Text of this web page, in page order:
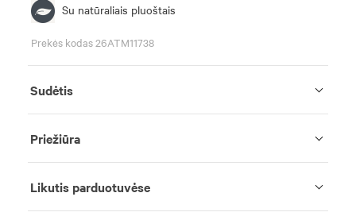
Su natūraliais pluoštais
Prekės kodas 26ATM11738
Sudėtis
Priežiūra
Likutis parduotuvėse